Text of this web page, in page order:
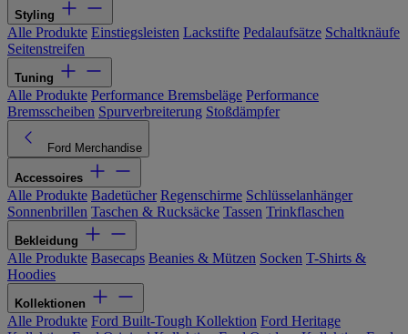
Styling
Alle Produkte Einstiegsleisten Lackstifte Pedalaufsätze Schaltknäufe
Seitenstreifen
Tuning
Alle Produkte Performance Bremsbeläge Performance
Bremsscheiben Spurverbreiterung Stoßdämpfer
Ford Merchandise
Accessoires
Alle Produkte Badetücher Regenschirme Schlüsselanhänger
Sonnenbrillen Taschen & Rucksäcke Tassen Trinkflaschen
Bekleidung
Alle Produkte Basecaps Beanies & Mützen Socken T-Shirts &
Hoodies
Kollektionen
Alle Produkte Ford Built-Tough Kollektion Ford Heritage